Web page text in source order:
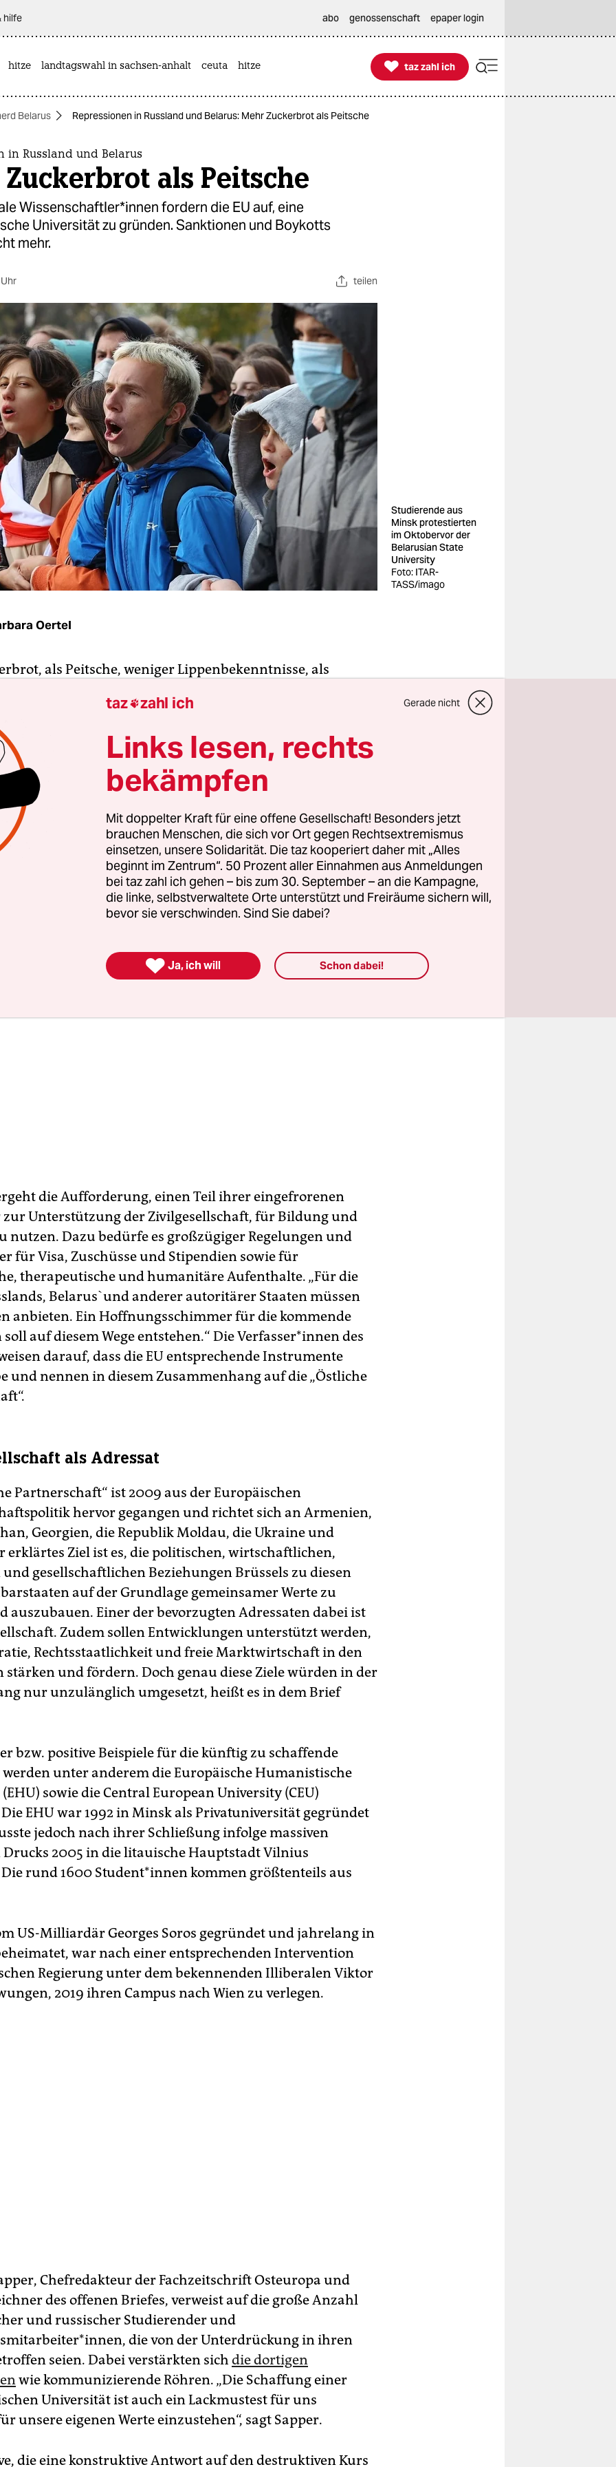
hilfe abo genossenschaft epaper login
hitze landtagswahl in sachsen-anhalt ceuta hitze 
taz zahl ich
taz zahl ich
Belarus Repressionen in Russland und Belarus: Mehr Zuckerbrot als Peitsche
in Russland und Belarus
als Peitsche
Wis­sen­schaft­le­r*in­nen fordern die EU auf, eine
Universität zu gründen. Sanktionen und Boykotts
mehr.
teilen
Studierende aus
Minsk protestierten
im Oktobervor der
Belarusian State
University
Foto: ITAR-
TASS/imago
Oertel
als Peitsche, weniger Lippenbekenntnisse, als
Wis­sen­schaft­le­r*in­nen und Jour­na­lis­t*in­nen die
Union dazu auf, sich für die Schaffung einer
Universität stark zu machen.
massiv verstärkender Repressionen gegenüber den
in Russland und Belarus reichtengeschlossene
, geplante Boykotts und Solidaritätsbekundungen nicht
ist mehr denn je klar, dass die Förderung von
und Mobilität der Bür­ge­r*in­nen aus den
ein ausschlaggebender Bestandteil für die
Stabilität ist“, heißt es in dem Schreiben.
die Aufforderung, einen Teil ihrer eingefrorenen
Unterstützung der Zivilgesellschaft, für Bildung und
nutzen. Dazu bedürfe es großzügiger Regelungen und
für Visa, Zuschüsse und Stipendien sowie für
therapeutische und humanitäre Aufenthalte. „Für die
Belarus`und anderer autoritärer Staaten müssen
anbieten. Ein Hoffnungsschimmer für die kommende
auf diesem Wege entstehen.“ Die Ver­fas­se­r*in­nen des
darauf, dass die EU entsprechende Instrumente
und nennen in diesem Zusammenhang auf die „Östliche
als Adressat
Partnerschaft“ ist 2009 aus der Europäischen
hervor gegangen und richtet sich an Armenien,
Georgien, die Republik Moldau, die Ukraine und
erklärtes Ziel ist es, die politischen, wirtschaftlichen,
gesellschaftlichen Beziehungen Brüssels zu diesen
auf der Grundlage gemeinsamer Werte zu
auszubauen. Einer der bevorzugten Adressaten dabei ist
Zudem sollen Entwicklungen unterstützt werden,
Rechtsstaatlichkeit und freie Marktwirtschaft in den
stärken und fördern. Doch genau diese Ziele würden in der
nur unzulänglich umgesetzt, heißt es in dem Brief
bzw. positive Beispiele für die künftig zu schaffende
unter anderem die Europäische Humanistische
sowie die Central European University (CEU)
EHU war 1992 in Minsk als Privatuniversität gegründet
jedoch nach ihrer Schließung infolge massiven
2005 in die litauische Hauptstadt Vilnius
rund 1600 Stu­den­t*in­nen kommen größtenteils aus
US-Milliardär Georges Soros gegründet und jahrelang in
war nach einer entsprechenden Intervention
Regierung unter dem bekennenden Illiberalen Viktor
2019 ihren Campus nach Wien zu verlegen.
Chefredakteur der Fachzeitschrift Osteuropa und
des offenen Briefes, verweist auf die große Anzahl
und russischer Studierender und
die von der Unterdrückung in ihren
seien. Dabei verstärkten sich die dortigen
wie kommunizierende Röhren. „Die Schaffung einer
Universität ist auch ein Lackmustest für uns
unsere eigenen Werte einzustehen“, sagt Sapper.
die eine konstruktive Antwort auf den destruktiven Kurs
taz zahl ich Gerade nicht
Links lesen, rechts
bekämpfen
Mit doppelter Kraft für eine offene Gesellschaft! Besonders jetzt
brauchen Menschen, die sich vor Ort gegen Rechtsextremismus
einsetzen, unsere Solidarität. Die taz kooperiert daher mit „Alles
beginnt im Zentrum“. 50 Prozent aller Einnahmen aus Anmeldungen
bei taz zahl ich gehen – bis zum 30. September – an die Kampagne,
die linke, selbstverwaltete Orte unterstützt und Freiräume sichern will,
bevor sie verschwinden. Sind Sie dabei?
 Ja, ich will Schon dabei!